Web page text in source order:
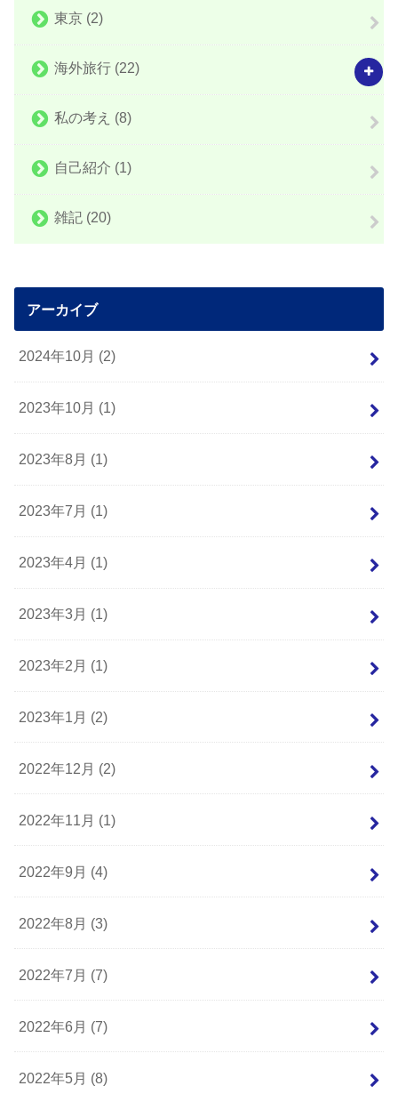
東京 (2)
海外旅行 (22)
私の考え (8)
自己紹介 (1)
雑記 (20)
アーカイブ
2024年10月 (2)
2023年10月 (1)
2023年8月 (1)
2023年7月 (1)
2023年4月 (1)
2023年3月 (1)
2023年2月 (1)
2023年1月 (2)
2022年12月 (2)
2022年11月 (1)
2022年9月 (4)
2022年8月 (3)
2022年7月 (7)
2022年6月 (7)
2022年5月 (8)